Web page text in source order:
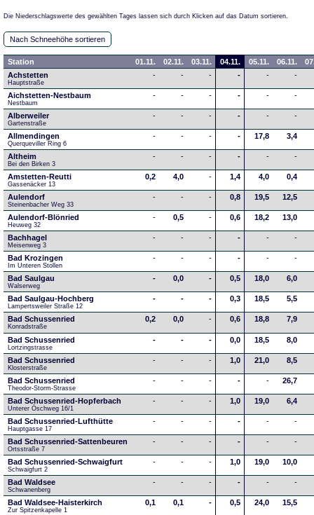
Die Niederschlagswerte des gewählten Tages lassen sich durch Klicken auf das Datum sortieren.
Nach Schneehöhe sortieren
Station 01.11. 02.11. 03.11. 04.11. 05.11. 06.11.
Achstetten
Hauptstraße
- - - - - -
Aichstetten-Nestbaum
Nestbaum
- - - - - -
Alberweiler
Gartenstraße
- - - - - -
Allmendingen
Querqueviller Ring 6
- - - - 17,8 3,4
Altheim
Bei den Birken 3
- - - - - -
Amstetten-Reutti
Gassenäcker 13
0,2 4,0 - 1,4 4,0 0,4
Aulendorf
Steinenbacher Weg 33
- - - 0,8 19,5 12,5
Aulendorf-Blönried
Heuweg 32
- 0,5 - 0,6 18,2 13,0
Bachhagel
Meisenweg 3
- - - - - -
Bad Krozingen
Im Unteren Stollen
- - - - - -
Bad Saulgau
Walserweg
- 0,0 - 0,5 18,0 6,0
Bad Saulgau-Hochberg
Lampertsweiler Straße 12
- - - 0,3 18,5 5,5
Bad Schussenried
Konradstraße
0,2 0,0 - 0,6 18,8 7,9
Bad Schussenried
Lortzingstrasse
- - - 0,0 18,5 8,0
Bad Schussenried
Klosterstraße
- - - 1,0 21,0 8,5
Bad Schussenried
Theodor-Storm-Strasse
- - - - - 26,7
Bad Schussenried-Hopferbach
Unterer Öschweg 16/1
- - - 1,0 19,0 6,4
Bad Schussenried-Lufthütte
Hauptgasse 17
- - - - - -
Bad Schussenried-Sattenbeuren
Ortsstraße 7
- - - - - -
Bad Schussenried-Schwaigfurt
Schwaigfurt 2
- - - 1,0 19,0 10,0
Bad Waldsee
Schwanenberg
- - - - - -
Bad Waldsee-Haisterkirch
Zur Spitzenkapelle 1
0,1 0,1 - 0,5 24,0 15,5